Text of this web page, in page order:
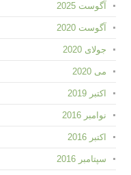
آگوست 2025
آگوست 2020
جولای 2020
می 2020
اکتبر 2019
نوامبر 2016
اکتبر 2016
سپتامبر 2016